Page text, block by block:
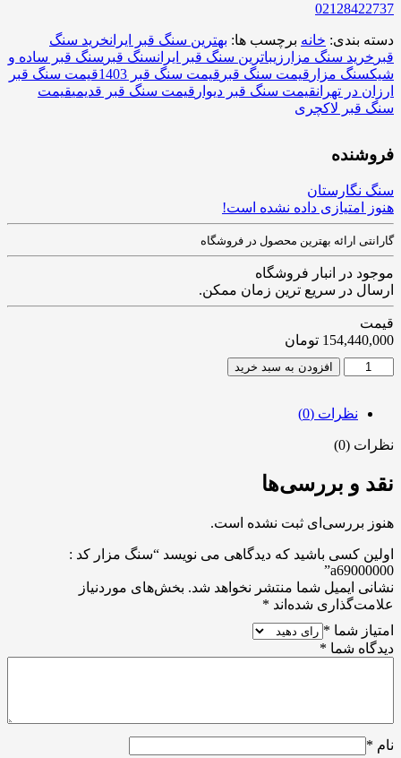
02128422737
دسته بندی: خانه برچسب ها: بهترین سنگ قبر ایرانخرید سنگ
قبر خرید سنگ مزار زیباترین سنگ قبر ایرانسنگ قبر سنگ قبر ساده و
شیکسنگ مزار قیمت سنگ قبر قیمت سنگ قبر 1403
قیمت سنگ قبر
ارزان در تهرانقیمت سنگ قبر دیوار قیمت سنگ قبر قدیمیقیمت
سنگ قبر لاکچری
فروشنده
سنگ نگارستان
هنوز امتیازی داده نشده است!
گارانتی ارائه بهترین محصول در فروشگاه
موجود در انبار فروشگاه
ارسال در سریع ترین زمان ممکن.
قیمت
154,440,000 تومان
افزودن به سبد خرید
نظرات (0)
نظرات (0)
نقد و بررسی‌ها
هنوز بررسی‌ای ثبت نشده است.
اولین کسی باشید که دیدگاهی می نویسد “سنگ مزار کد :
a69000000”
نشانی ایمیل شما منتشر نخواهد شد. بخش‌های موردنیاز
علامت‌گذاری شده‌اند *
امتیاز شما *
دیدگاه شما *
نام *